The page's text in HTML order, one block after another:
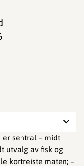
er sentral – midt i
utvalg av fisk og
kortreiste maten; –